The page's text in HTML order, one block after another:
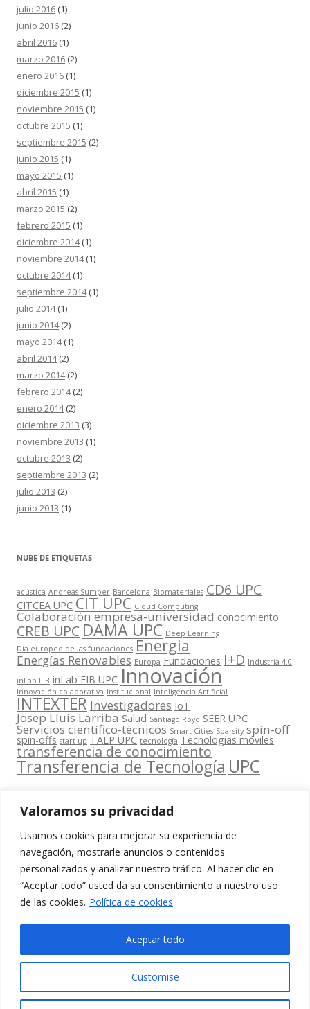
Valoramos su privacidad
Usamos cookies para mejorar su experiencia de
navegación, mostrarle anuncios o contenidos
personalizados y analizar nuestro tráfico. Al hacer clic en
“Aceptar todo” usted da su consentimiento a nuestro uso
de las cookies. Política de cookies
Customise
Aceptar todo
julio 2016 (1)
junio 2016 (2)
abril 2016 (1)
marzo 2016 (2)
enero 2016 (1)
diciembre 2015 (1)
noviembre 2015 (1)
octubre 2015 (1)
septiembre 2015 (2)
junio 2015 (1)
mayo 2015 (1)
abril 2015 (1)
marzo 2015 (2)
febrero 2015 (1)
diciembre 2014(1)
noviembre 2014(1)
octubre 2014(1)
septiembre 2014(1)
julio 2014(1)
junio 2014(2)
mayo 2014(1)
abril 2014(2)
marzo 2014(2)
febrero 2014(2)
enero 2014(2)
diciembre 2013 (3)
noviembre 2013 (1)
octubre 2013 (2)
septiembre 2013 (2)
julio 2013 (2)
junio 2013 (1)
NUBE DE ETIQUETAS
acústica Andreas Sumper Barcelona Biomateriales CD6 UPC
CITCEA UPC CIT UPC Cloud Computing
Colaboración empresa-universidad conocimiento
CREB UPCDAMA UPC Deep Learning
Día europeo de las fundaciones Energia
Energías Renovables Europa Fundaciones I+D Industria 4.0
inLab FIB inLab FIB UPC Innovación
Innovación colaborativa Institucional Inteligencia Artificial
INTEXTER Investigadores IoT
Josep Lluís Larriba Salud Santiago Royo SEER UPC
Servicios científico-técnicos Smart Cities Sparsity spin-off
spin-offs start-up TALP UPC tecnología Tecnologías móviles
transferencia de conocimiento
Transferencia de Tecnología UPC
Contacta
amb
nosaltres
Edifici
Girona 1-3
Barcelona
www.cit.upc.edu
+34 93 405 44
03
Segueix-nos